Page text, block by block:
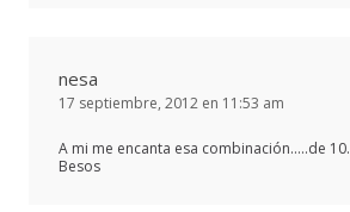
nesa
17 septiembre, 2012 en 11:53 am
A mi me encanta esa combinación…..de 10.
Besos